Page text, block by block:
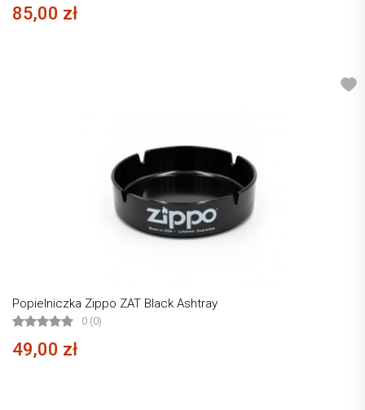
85,00 zł
Popielniczka Zippo ZAT Black Ashtray
0 (0)
49,00 zł